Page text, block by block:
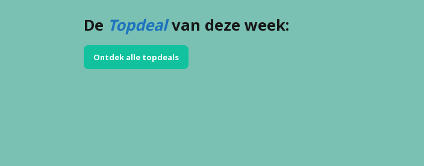
De Topdealvan deze week:
Ontdek alle topdeals